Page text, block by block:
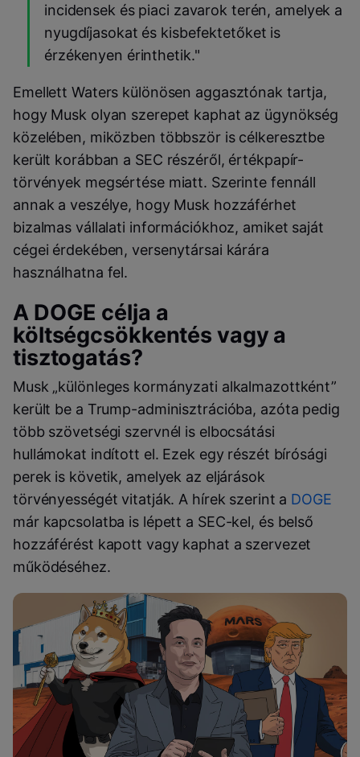
incidensek és piaci zavarok terén, amelyek a
nyugdíjasokat és kisbefektetőket is
érzékenyen érinthetik."
Emellett Waters különösen aggasztónak tartja,
hogy Musk olyan szerepet kaphat az ügynökség
közelében, miközben többször is célkeresztbe
került korábban a SEC részéről, értékpapír-
törvények megsértése miatt. Szerinte fennáll
annak a veszélye, hogy Musk hozzáférhet
bizalmas vállalati információkhoz, amiket saját
cégei érdekében, versenytársai kárára
használhatna fel.
A DOGE célja a
költségcsökkentés vagy a
tisztogatás?
Musk „különleges kormányzati alkalmazottként”
került be a Trump-adminisztrációba, azóta pedig
több szövetségi szervnél is elbocsátási
hullámokat indított el. Ezek egy részét bírósági
perek is követik, amelyek az eljárások
törvényességét vitatják. A hírek szerint a DOGE
már kapcsolatba is lépett a SEC-kel, és belső
hozzáférést kapott vagy kaphat a szervezet
működéséhez.